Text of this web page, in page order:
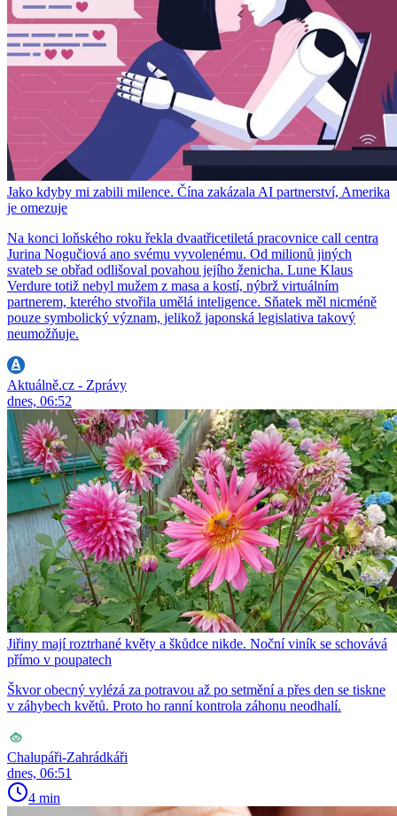
Jako kdyby mi zabili milence. Čína zakázala AI partnerství, Amerika
je omezuje
Na konci loňského roku řekla dvaatřicetiletá pracovnice call centra
Jurina Nogučiová ano svému vyvolenému. Od milionů jiných
svateb se obřad odlišoval povahou jejího ženicha. Lune Klaus
Verdure totiž nebyl mužem z masa a kostí, nýbrž virtuálním
partnerem, kterého stvořila umělá inteligence. Sňatek měl nicméně
pouze symbolický význam, jelikož japonská legislativa takový
neumožňuje.
Aktuálně.cz - Zprávy
dnes, 06:52
Jiřiny mají roztrhané květy a škůdce nikde. Noční viník se schovává
přímo v poupatech
Škvor obecný vylézá za potravou až po setmění a přes den se tiskne
v záhybech květů. Proto ho ranní kontrola záhonu neodhalí.
Chalupáři-Zahrádkáři
dnes, 06:51
4 min